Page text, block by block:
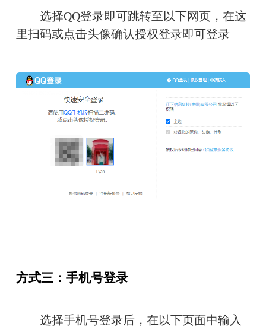
选择QQ登录即可跳转至以下网页，在这
里扫码或点击头像确认授权登录即可登录
方式三：手机号登录
选择手机号登录后，在以下页面中输入